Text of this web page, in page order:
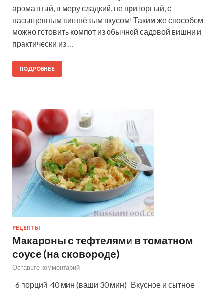
ароматный, в меру сладкий, не приторный, с
насыщенным вишнёвым вкусом! Таким же способом
можно готовить компот из обычной садовой вишни и
практически из …
ПОДРОБНЕЕ
РЕЦЕПТЫ
Макароны с тефтелями в томатном
соусе (на сковороде)
Оставьте комментарий
6 порций 40 мин (ваши 30 мин) Вкусное и сытное